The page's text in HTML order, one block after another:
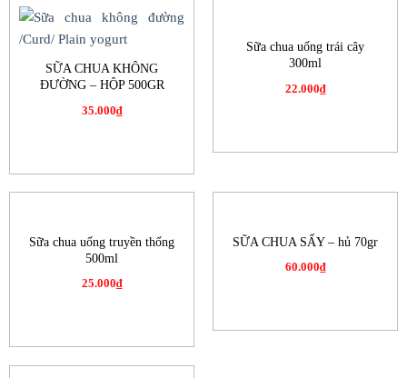
SỮA CHUA KHÔNG
ĐƯỜNG – HỘP 500GR
35.000₫
Sữa chua uống trái cây
300ml
22.000₫
Sữa chua uống truyền thống
500ml
25.000₫
SỮA CHUA SẤY – hủ 70gr
60.000₫